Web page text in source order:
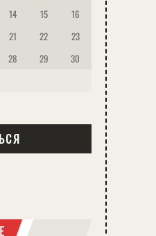
14 15
16
21 22
23
28 29
30